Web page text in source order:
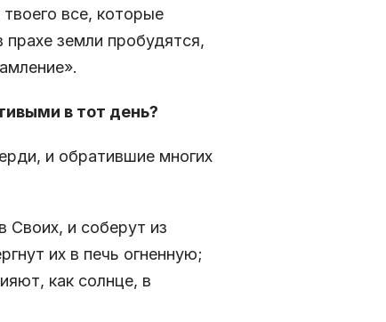
все, которые
прахе земли пробудятся,
в тот день?
и обратившие многих
Своих, и соберут из
их в печь огненную;
как солнце, в